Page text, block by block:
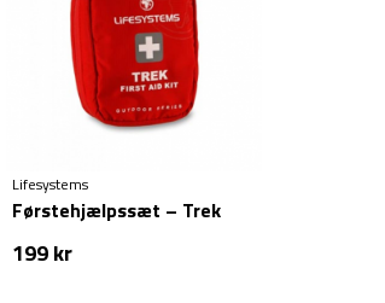
Lifesystems
Førstehjælpssæt – Trek
199kr